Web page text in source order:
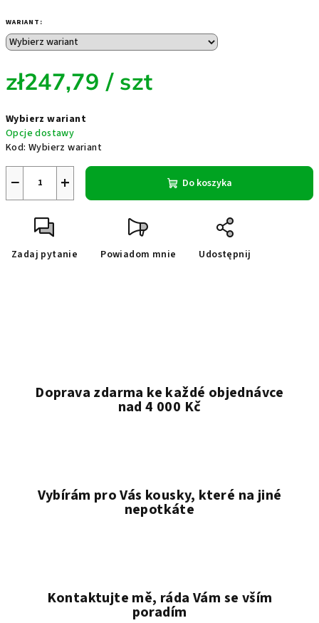
WARIANT:
zł247,79 / szt
jednostkowa:
Wybierz wariant
Opcje dostawy
Kod: Wybierz wariant
+
− Do koszyka
Zadaj pytanie Powiadom mnie Udostępnij
Doprava zdarma ke každé objednávce
nad 4 000 Kč
Vybírám pro Vás kousky, které na jiné
nepotkáte
Kontaktujte mě, ráda Vám se vším
poradím